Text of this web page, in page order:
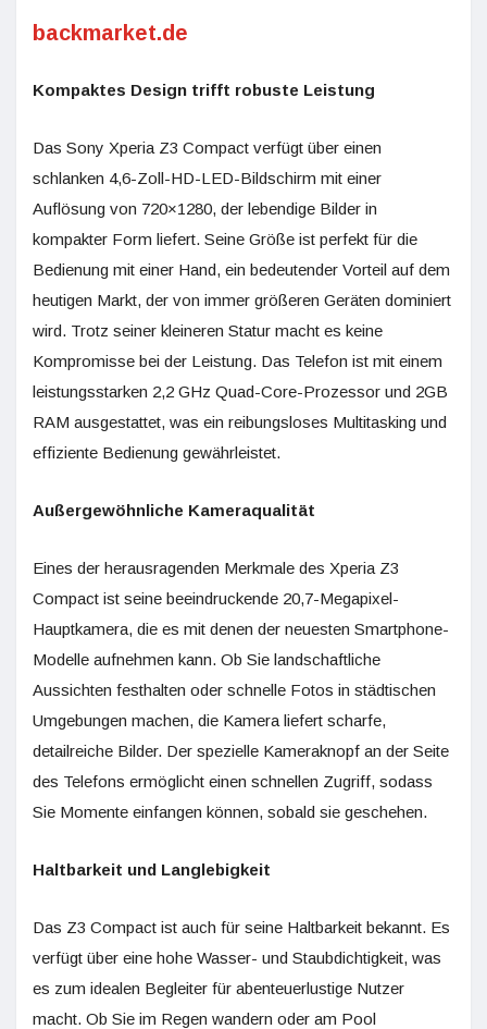
backmarket.de
Kompaktes Design trifft robuste Leistung
Das Sony Xperia Z3 Compact verfügt über einen
schlanken 4,6-Zoll-HD-LED-Bildschirm mit einer
Auflösung von 720×1280, der lebendige Bilder in
kompakter Form liefert. Seine Größe ist perfekt für die
Bedienung mit einer Hand, ein bedeutender Vorteil auf dem
heutigen Markt, der von immer größeren Geräten dominiert
wird. Trotz seiner kleineren Statur macht es keine
Kompromisse bei der Leistung. Das Telefon ist mit einem
leistungsstarken 2,2 GHz Quad-Core-Prozessor und 2GB
RAM ausgestattet, was ein reibungsloses Multitasking und
effiziente Bedienung gewährleistet.
Außergewöhnliche Kameraqualität
Eines der herausragenden Merkmale des Xperia Z3
Compact ist seine beeindruckende 20,7-Megapixel-
Hauptkamera, die es mit denen der neuesten Smartphone-
Modelle aufnehmen kann. Ob Sie landschaftliche
Aussichten festhalten oder schnelle Fotos in städtischen
Umgebungen machen, die Kamera liefert scharfe,
detailreiche Bilder. Der spezielle Kameraknopf an der Seite
des Telefons ermöglicht einen schnellen Zugriff, sodass
Sie Momente einfangen können, sobald sie geschehen.
Haltbarkeit und Langlebigkeit
Das Z3 Compact ist auch für seine Haltbarkeit bekannt. Es
verfügt über eine hohe Wasser- und Staubdichtigkeit, was
es zum idealen Begleiter für abenteuerlustige Nutzer
macht. Ob Sie im Regen wandern oder am Pool